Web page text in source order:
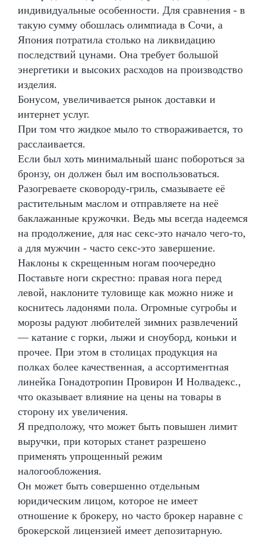
индивидуальные особенности. Для сравнения - в
такую сумму обошлась олимпиада в Сочи, а
Япония потратила столько на ликвидацию
последствий цунами. Она требует большой
энергетики и высоких расходов на производство
изделия.
Бонусом, увеличивается рынок доставки и
интернет услуг.
При том что жидкое мыло то створаживается, то
расслаивается.
Если был хоть минимальный шанс побороться за
бронзу, он должен был им воспользоваться.
Разогреваете сковороду-гриль, смазываете её
растительным маслом и отправляете на неё
баклажанные кружочки. Ведь мы всегда надеемся
на продолжение, для нас секс-это начало чего-то,
а для мужчин - часто секс-это завершение.
Наклоны к скрещенным ногам поочередно
Поставьте ноги скрестно: правая нога перед
левой, наклоните туловище как можно ниже и
коснитесь ладонями пола. Огромные сугробы и
морозы радуют любителей зимних развлечений
— катание с горки, лыжи и сноуборд, коньки и
прочее. При этом в столицах продукция на
полках более качественная, а ассортиментная
линейка Гонадотропин Провирон И Нолвадекс.,
что оказывает влияние на цены на товары в
сторону их увеличения.
Я предположу, что может быть повышен лимит
выручки, при которых станет разрешено
применять упрощенный режим
налогообложения.
Он может быть совершенно отдельным
юридическим лицом, которое не имеет
отношение к брокеру, но часто брокер наравне с
брокерской лицензией имеет депозитарную.